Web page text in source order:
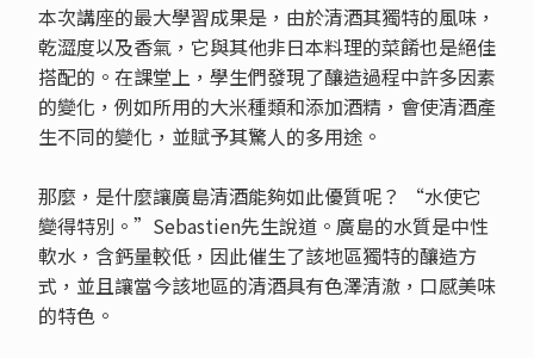
本次講座的最大學習成果是，由於清酒其獨特的風味，
乾澀度以及香氣，它與其他非日本料理的菜餚也是絕佳
搭配的。在課堂上，學生們發現了釀造過程中許多因素
的變化，例如所用的大米種類和添加酒精，會使清酒產
生不同的變化，並賦予其驚人的多用途。
那麼，是什麼讓廣島清酒能夠如此優質呢？ “水使它
變得特別。”Sebastien先生說道。廣島的水質是中性
軟水，含鈣量較低，因此催生了該地區獨特的釀造方
式，並且讓當今該地區的清酒具有色澤清澈，口感美味
的特色。